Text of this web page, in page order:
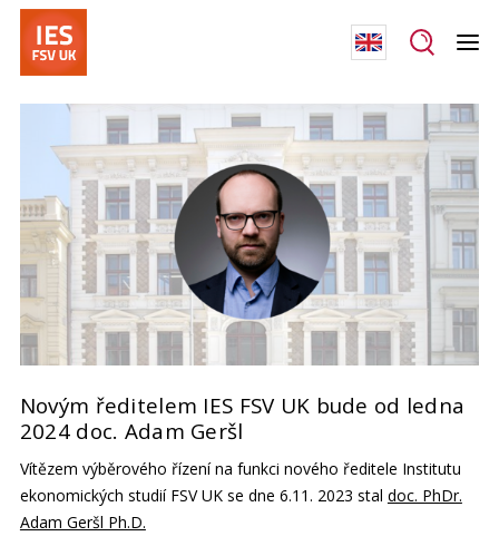
Novým ředitelem IES FSV UK bude od ledna
2024 doc. Adam Geršl
Vítězem výběrového řízení na funkci nového ředitele Institutu
ekonomických studií FSV UK se dne 6.11. 2023 stal doc. PhDr.
Adam Geršl Ph.D.